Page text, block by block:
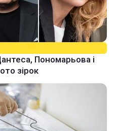
Пономарьова і
зірок